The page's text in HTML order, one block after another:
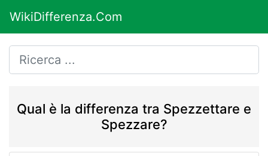
WikiDifferenza.Com
Qual è la differenza tra Spezzettare e
Spezzare?